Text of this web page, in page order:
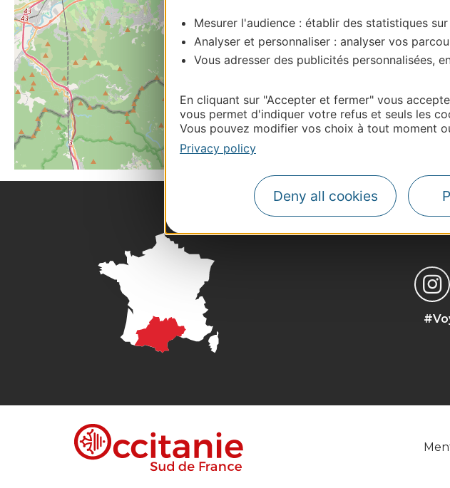
Mesurer l'audience : établir des statistiques
Analyser et personnaliser : analyser vos
Vous adresser des publicités personnalisées,
En cliquant sur "Accepter et fermer" vous
vous permet d'indiquer votre refus et seuls les
Vous pouvez modifier vos choix à tout moment
Privacy policy
Deny all cookies